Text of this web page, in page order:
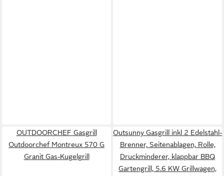
OUTDOORCHEF Gasgrill
Outdoorchef Montreux 570 G
Granit Gas-Kugelgrill
Outsunny Gasgrill inkl 2 Edelstahl-
Brenner, Seitenablagen, Rolle,
Druckminderer, klappbar BBQ
Gartengrill, 5.6 KW Grillwagen,